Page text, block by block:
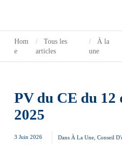
Hom
e
Tous les
articles
À la
une
PV du CE du 12
2025
3 Juin 2026 Dans À La Une Conseil